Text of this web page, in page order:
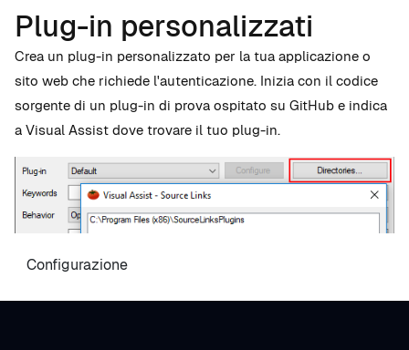
Plug-in personalizzati
Crea un plug-in personalizzato per la tua applicazione o
sito web che richiede l'autenticazione. Inizia con il codice
sorgente di un plug-in di prova ospitato su GitHub e indica
a Visual Assist dove trovare il tuo plug-in.
Configurazione